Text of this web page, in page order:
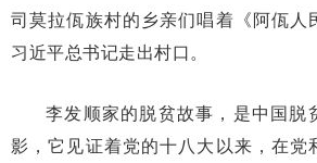
司莫拉佤族村的乡亲们唱着《阿佤人
习近平总书记走出村口。
李发顺家的脱贫故事，是中国脱
影，它见证着党的十八大以来，在党